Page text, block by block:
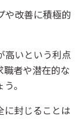
や改善に積極的
高いという利点
職者や潜在的な
。
に封じることは